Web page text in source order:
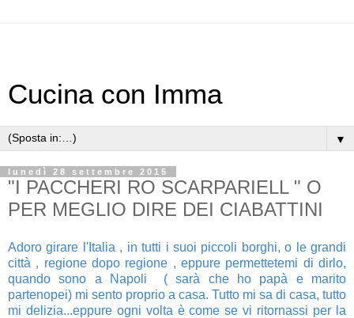
Cucina con Imma
▼
lunedì 28 settembre 2015
"I PACCHERI RO SCARPARIELL " O
PER MEGLIO DIRE DEI CIABATTINI
Adoro girare l'Italia , in tutti i suoi piccoli borghi, o le grandi
città , regione dopo regione , eppure permettetemi di dirlo,
quando sono a Napoli ( sarà che ho papà e marito
partenopei) mi sento proprio a casa. Tutto mi sa di casa, tutto
mi delizia...eppure ogni volta è come se vi ritornassi per la